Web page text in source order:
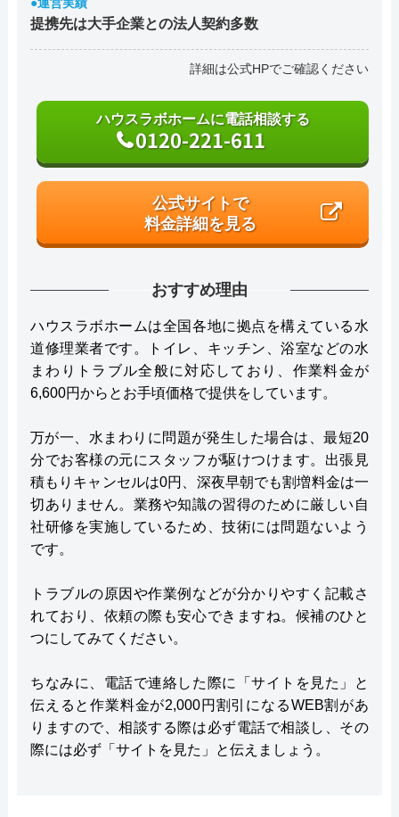
提携先は大手企業との法人契約多数
詳細は公式HPでご確認ください
ハウスラボホームに電話相談する
0120-221-611
公式サイトで
料金詳細を見る
おすすめ理由
ハウスラボホームは全国各地に拠点を構えている水
道修理業者です。トイレ、キッチン、浴室などの水
まわりトラブル全般に対応しており、作業料金が
6,600円からとお手頃価格で提供をしています。
万が一、水まわりに問題が発生した場合は、最短20
分でお客様の元にスタッフが駆けつけます。出張見
積もりキャンセルは0円、深夜早朝でも割増料金は一
切ありません。業務や知識の習得のために厳しい自
社研修を実施しているため、技術には問題ないよう
です。
トラブルの原因や作業例などが分かりやすく記載さ
れており、依頼の際も安心できますね。候補のひと
つにしてみてください。
ちなみに、電話で連絡した際に「サイトを見た」と
伝えると作業料金が2,000円割引になるWEB割があ
りますので、相談する際は必ず電話で相談し、その
際には必ず「サイトを見た」と伝えましょう。